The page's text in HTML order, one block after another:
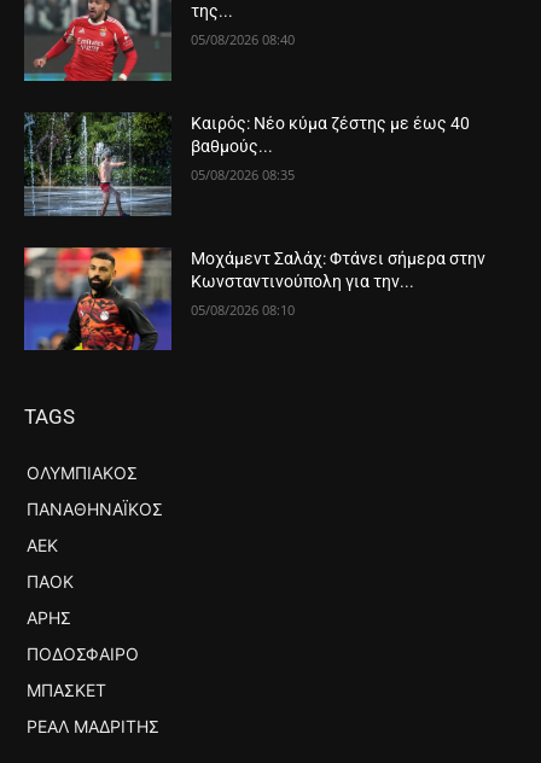
της...
05/08/2026 08:40
Καιρός: Νέο κύμα ζέστης με έως 40
βαθμούς...
05/08/2026 08:35
Μοχάμεντ Σαλάχ: Φτάνει σήμερα στην
Κωνσταντινούπολη για την...
05/08/2026 08:10
TAGS
ΟΛΥΜΠΙΑΚΌΣ
ΠΑΝΑΘΗΝΑΪΚΌΣ
ΑΕΚ
ΠΑΟΚ
ΆΡΗΣ
ΠΟΔΌΣΦΑΙΡΟ
ΜΠΆΣΚΕΤ
ΡΕΆΛ ΜΑΔΡΊΤΗΣ